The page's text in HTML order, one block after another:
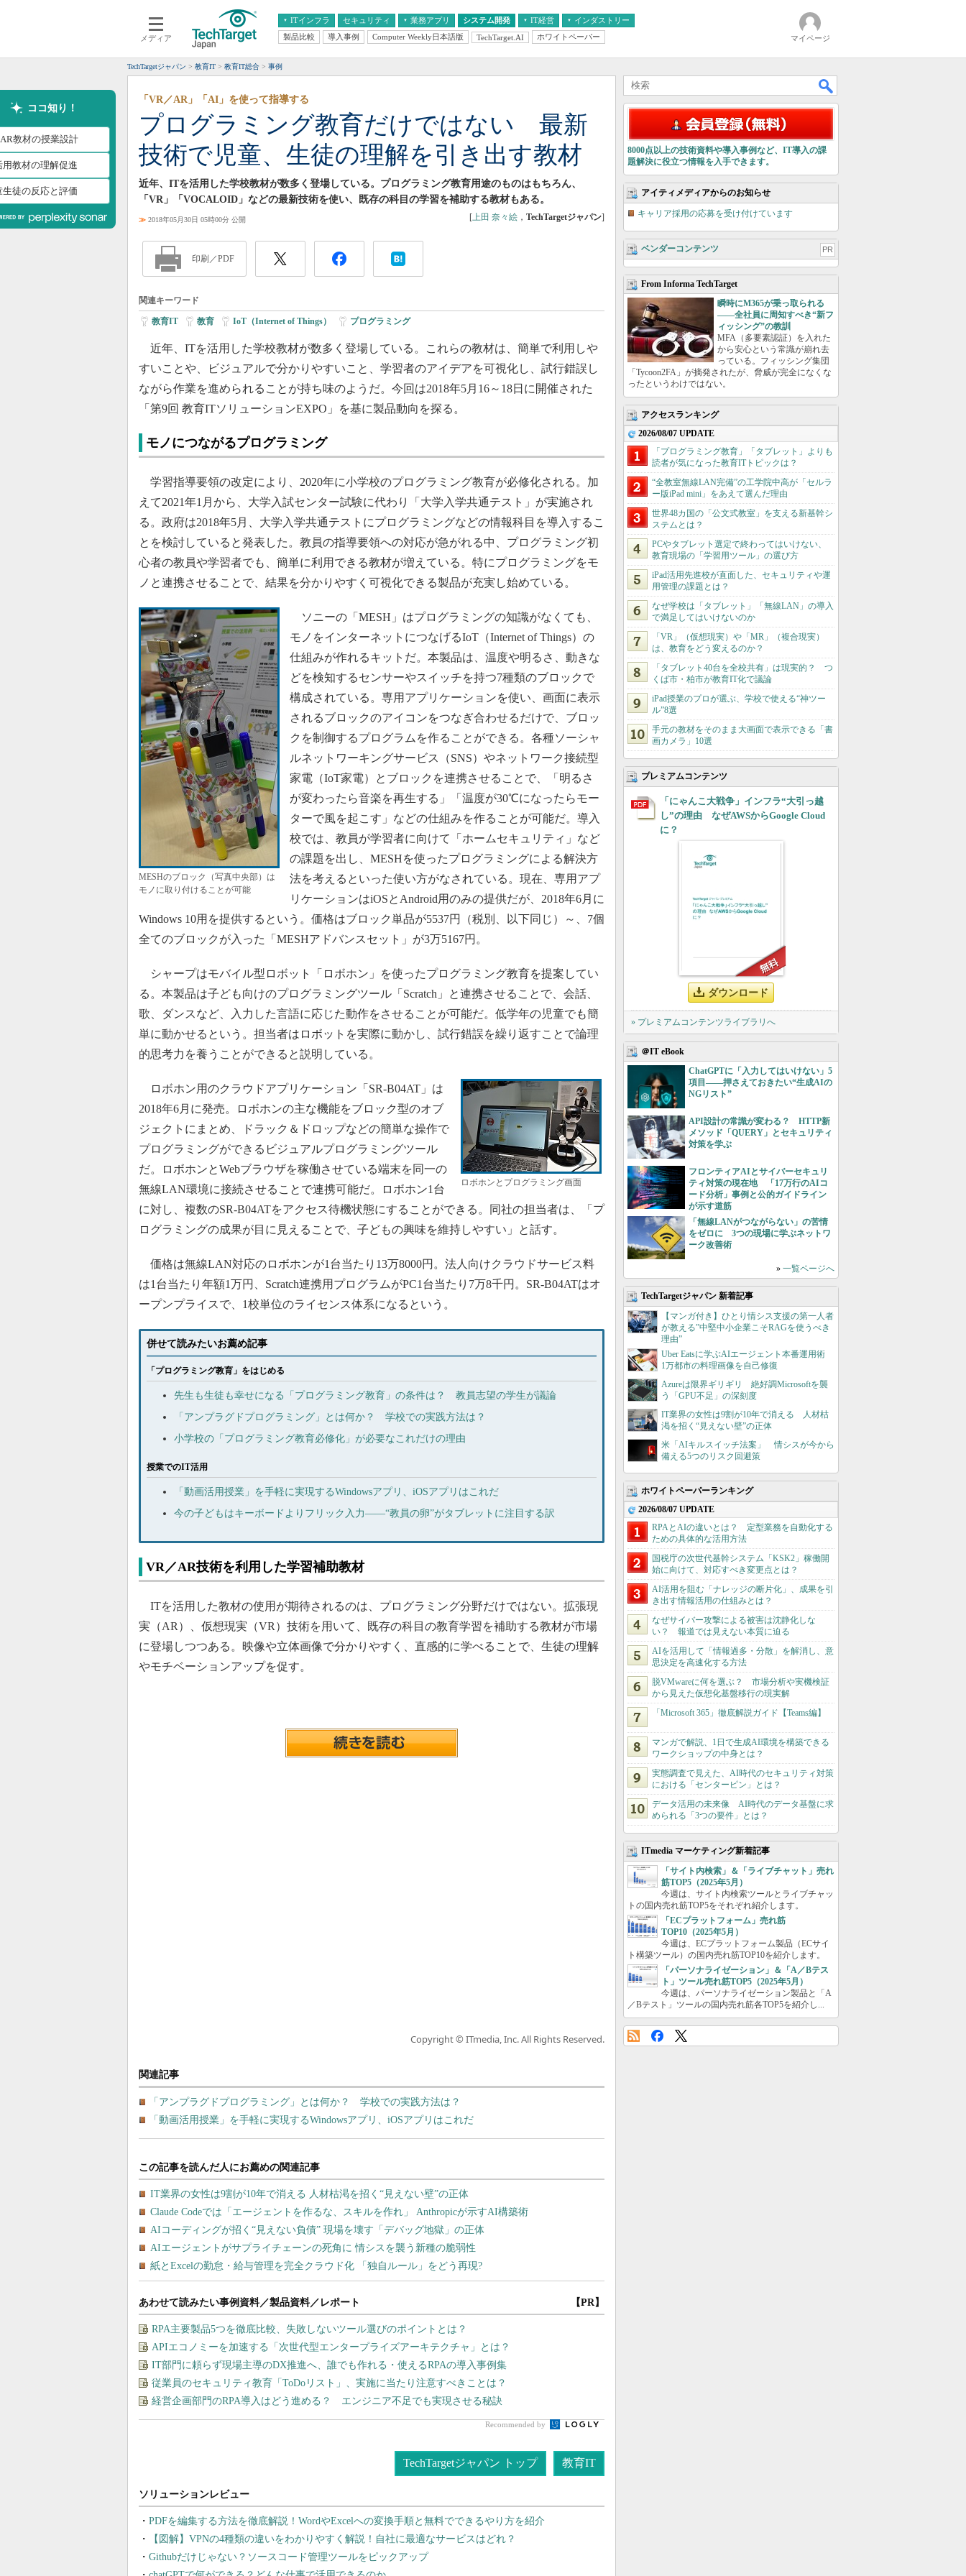
メディア
ITインフラ
クラウド
スマートモバイル
ネットワーク
システム運用管理
セキュリティ 業務アプリ
エンタープライズAI
ERP
CX
情報系システム
システム開発 IT経営
経営とIT
インダストリー
医療IT
製品比較 導入事例 Computer Weekly日本語版 TechTarget.AI ホワイトペーパー マイページ
TechTargetジャパン 教育IT 教育IT総合 事例
ココ知り！
教材の授業設計
用教材の理解促進
生徒の反応と評価
プログラミング教育だけではない 最新
技術で児童、生徒の理解を引き出す教材
「VR／AR」「AI」を使って指導する
近年、ITを活用した学校教材が数多く登場している。プログラミング教育用途のものはもちろん、
「VR」「VOCALOID」などの最新技術を使い、既存の科目の学習を補助する教材もある。
≫ 2018年05月30日 05時00分 公開 [上田 奈々絵 ， TechTargetジャパン]
印刷／PDF
関連キーワード
教育IT 教育 IoT（Internet of Things） プログラミング
近年、ITを活用した学校教材が数多く登場している。これらの教材は、簡単で利用しや
すいことや、ビジュアルで分かりやすいこと、学習者のアイデアを可視化し、試行錯誤し
ながら作業を進められることが持ち味のようだ。今回は2018年5月16～18日に開催された
「第9回 教育ITソリューションEXPO」を基に製品動向を探る。
モノにつながるプログラミング
学習指導要領の改定により、2020年に小学校のプログラミング教育が必修化される。加
えて2021年1月から、大学入試センター試験に代わり「大学入学共通テスト」が実施され
る。政府は2018年5月、大学入学共通テストにプログラミングなどの情報科目を導入するこ
とを検討していると発表した。教員の指導要領への対応が急がれる中、プログラミング初
心者の教員や学習者でも、簡単に利用できる教材が増えている。特にプログラミングをモ
ノと連携させることで、結果を分かりやすく可視化できる製品が充実し始めている。
MESHのブロック（写真中央部）は
モノに取り付けることが可能
ソニーの「MESH」はプログラミングの知識がなくても、
モノをインターネットにつなげるIoT（Internet of Things）の
仕組みが作れるキットだ。本製品は、温度や明るさ、動きな
どを検知するセンサーやスイッチを持つ7種類のブロックで
構成されている。専用アプリケーションを使い、画面に表示
されるブロックのアイコンをつなぎ合わせるだけで、ブロッ
クを制御するプログラムを作ることができる。各種ソーシャ
ルネットワーキングサービス（SNS）やネットワーク接続型
家電（IoT家電）とブロックを連携させることで、「明るさ
が変わったら音楽を再生する」「温度が30℃になったらモー
ターで風を起こす」などの仕組みを作ることが可能だ。導入
校では、教員が学習者に向けて「ホームセキュリティ」など
の課題を出し、MESHを使ったプログラミングによる解決方
法を考えるといった使い方がなされている。現在、専用アプ
リケーションはiOSとAndroid用のみの提供だが、2018年6月に
Windows 10用を提供するという。価格はブロック単品が5537円（税別、以下同じ）～、7個
全てのブロックが入った「MESHアドバンスセット」が3万5167円。
シャープはモバイル型ロボット「ロボホン」を使ったプログラミング教育を提案してい
る。本製品は子ども向けのプログラミングツール「Scratch」と連携させることで、会話、
歌、ダンスなど、入力した言語に応じた動作をさせることが可能だ。低学年の児童でも簡
単に動かせるという。担当者はロボットを実際に動かし、試行錯誤を繰り返すことで論理
的思考力を養うことができると説明している。
ロボホンとプログラミング画面
ロボホン用のクラウドアプリケーション「SR-B04AT」は
2018年6月に発売。ロボホンの主な機能をブロック型のオブ
ジェクトにまとめ、ドラック＆ドロップなどの簡単な操作で
プログラミングができるビジュアルプログラミングツール
だ。ロボホンとWebブラウザを稼働させている端末を同一の
無線LAN環境に接続させることで連携可能だ。ロボホン1台
に対し、複数のSR-B04ATをアクセス待機状態にすることができる。同社の担当者は、「プ
ログラミングの成果が目に見えることで、子どもの興味を維持しやすい」と話す。
価格は無線LAN対応のロボホンが1台当たり13万8000円。法人向けクラウドサービス料
は1台当たり年額1万円、Scratch連携用プログラムがPC1台当たり7万8千円。SR-B04ATはオ
ープンプライスで、1校単位のライセンス体系になるという。
併せて読みたいお薦め記事
「プログラミング教育」をはじめる
先生も生徒も幸せになる「プログラミング教育」の条件は？ 教員志望の学生が議論
「アンプラグドプログラミング」とは何か？ 学校での実践方法は？
小学校の「プログラミング教育必修化」が必要なこれだけの理由
授業でのIT活用
「動画活用授業」を手軽に実現するWindowsアプリ、iOSアプリはこれだ
今の子どもはキーボードよりフリック入力――“教員の卵”がタブレットに注目する訳
VR／AR技術を利用した学習補助教材
ITを活用した教材の使用が期待されるのは、プログラミング分野だけではない。拡張現
実（AR）、仮想現実（VR）技術を用いて、既存の科目の教育学習を補助する教材が市場
に登場しつつある。映像や立体画像で分かりやすく、直感的に学べることで、生徒の理解
やモチベーションアップを促す。
Copyright © ITmedia, Inc. All Rights Reserved.
関連記事
「アンプラグドプログラミング」とは何か？ 学校での実践方法は？
「動画活用授業」を手軽に実現するWindowsアプリ、iOSアプリはこれだ
あわせて読みたい事例資料／製品資料／レポート 【PR】
RPA主要製品5つを徹底比較、失敗しないツール選びのポイントとは？
APIエコノミーを加速する「次世代型エンタープライズアーキテクチャ」とは？
IT部門に頼らず現場主導のDX推進へ、誰でも作れる・使えるRPAの導入事例集
従業員のセキュリティ教育「ToDoリスト」、実施に当たり注意すべきことは？
経営企画部門のRPA導入はどう進める？ エンジニア不足でも実現させる秘訣
Recommended by
TechTargetジャパン トップ 教育IT
PDFを編集する方法を徹底解説！WordやExcelへの変換手順と無料でできるやり方を紹介
【図解】VPNの4種類の違いをわかりやすく解説！自社に最適なサービスはどれ？
Githubだけじゃない？ソースコード管理ツールをピックアップ
8000点以上の技術資料や導入事例など、IT導入の課
題解決に役立つ情報を入手できます。
アイティメディアからのお知らせ
キャリア採用の応募を受け付けています
ベンダーコンテンツ PR
From Informa TechTarget
瞬時にM365が乗っ取られる
――全社員に周知すべき“新フ
ィッシング”の教訓
MFA（多要素認証）を入れた
から安心という常識が崩れ去
っている。フィッシング集団
「Tycoon2FA」が摘発されたが、脅威が完全になくな
ったというわけではない。
アクセスランキング
2026/08/07 UPDATE
「プログラミング教育」「タブレット」よりも
読者が気になった教育ITトピックは？
“全教室無線LAN完備”の工学院中高が「セルラ
ー版iPad mini」をあえて選んだ理由
世界48カ国の「公文式教室」を支える新基幹シ
ステムとは？
PCやタブレット選定で終わってはいけない、
教育現場の「学習用ツール」の選び方
iPad活用先進校が直面した、セキュリティや運
用管理の課題とは？
なぜ学校は「タブレット」「無線LAN」の導入
で満足してはいけないのか
「VR」（仮想現実）や「MR」（複合現実）
は、教育をどう変えるのか？
「タブレット40台を全校共有」は現実的？ つ
くば市・柏市が教育IT化で議論
iPad授業のプロが選ぶ、学校で使える“神ツー
ル”8選
手元の教材をそのまま大画面で表示できる「書
画カメラ」10選
プレミアムコンテンツ
「にゃんこ大戦争」インフラ“大引っ越
し”の理由 なぜAWSからGoogle Cloud
に？
ダウンロード
» プレミアムコンテンツライブラリへ
＠IT eBook
ChatGPTに「入力してはいけない」5
項目――押さえておきたい“生成AIの
NGリスト”
API設計の常識が変わる？ HTTP新
メソッド「QUERY」とセキュリティ
対策を学ぶ
フロンティアAIとサイバーセキュリ
ティ対策の現在地 「17万行のAIコ
ード分析」事例と公的ガイドライン
が示す道筋
「無線LANがつながらない」の苦情
をゼロに 3つの現場に学ぶネットワ
ーク改善術
» 一覧ページへ
TechTargetジャパン 新着記事
【マンガ付き】ひとり情シス支援の第一人者
が教える”中堅中小企業こそRAGを使うべき
理由”
Uber Eatsに学ぶAIエージェント本番運用術
1万都市の料理画像を自己修復
Azureは限界ギリギリ 絶好調Microsoftを襲
う「GPU不足」の深刻度
IT業界の女性は9割が10年で消える 人材枯
渇を招く“見えない壁”の正体
米「AIキルスイッチ法案」 情シスが今から
備える5つのリスク回避策
ホワイトペーパーランキング
2026/08/07 UPDATE
RPAとAIの違いとは？ 定型業務を自動化する
ための具体的な活用方法
国税庁の次世代基幹システム「KSK2」稼働開
始に向けて、対応すべき変更点とは？
AI活用を阻む「ナレッジの断片化」、成果を引
き出す情報活用の仕組みとは？
なぜサイバー攻撃による被害は沈静化しな
い？ 報道では見えない本質に迫る
AIを活用して「情報過多・分散」を解消し、意
思決定を高速化する方法
脱VMwareに何を選ぶ？ 市場分析や実機検証
から見えた仮想化基盤移行の現実解
「Microsoft 365」徹底解説ガイド【Teams編】
マンガで解説、1日で生成AI環境を構築できる
ワークショップの中身とは？
実態調査で見えた、AI時代のセキュリティ対策
における「センターピン」とは？
データ活用の未来像 AI時代のデータ基盤に求
められる「3つの要件」とは？
ITmedia マーケティング新着記事
「サイト内検索」＆「ライブチャット」売れ
筋TOP5（2025年5月）
今週は、サイト内検索ツールとライブチャッ
トの国内売れ筋TOP5をそれぞれ紹介します。
「ECプラットフォーム」売れ筋
TOP10（2025年5月）
今週は、ECプラットフォーム製品（ECサイ
ト構築ツール）の国内売れ筋TOP10を紹介します。
「パーソナライゼーション」＆「A／Bテス
ト」ツール売れ筋TOP5（2025年5月）
今週は、パーソナライゼーション製品と「A
／Bテスト」ツールの国内売れ筋各TOP5を紹介し...